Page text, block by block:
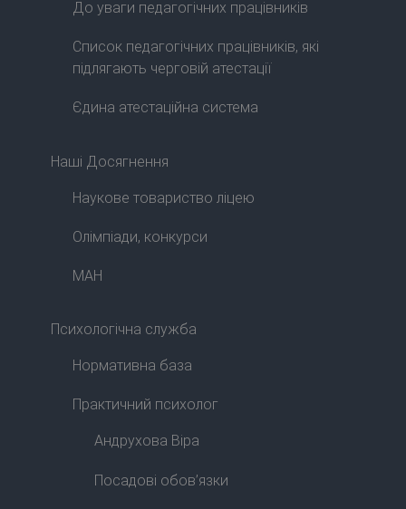
До уваги педагогічних працівників
Список педагогічних працівників, які
підлягають черговій атестації
Єдина атестаційна система
Наші Досягнення
Наукове товариство ліцею
Олімпіади, конкурси
МАН
Психологічна служба
Нормативна база
Практичний психолог
Андрухова Віра
Посадові обов’язки